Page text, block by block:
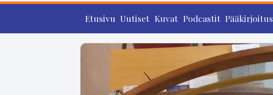
Etusivu Uutiset Kuvat Podcastit Pääkirjoitus